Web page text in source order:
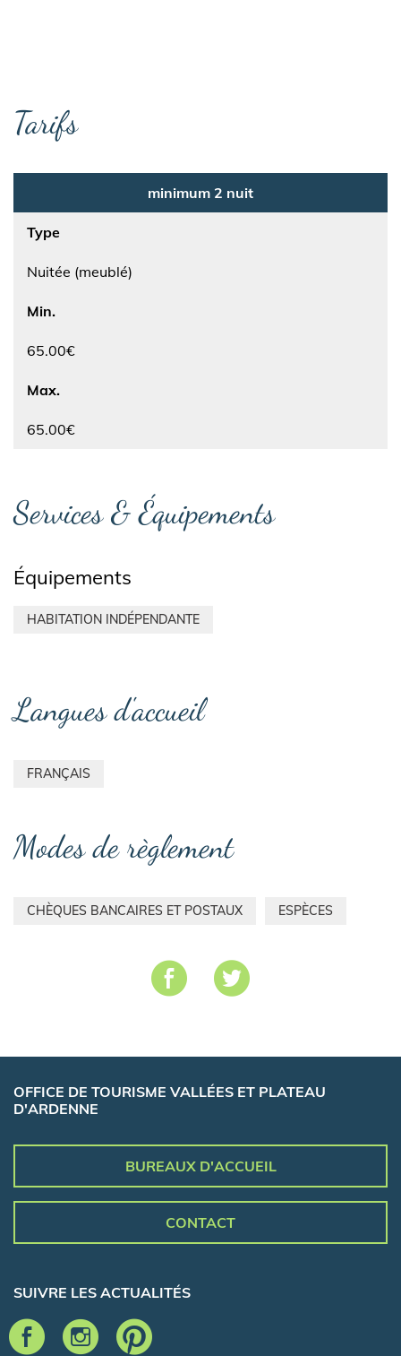
Tarifs
minimum 2 nuit
Type
Nuitée (meublé)
Min.
65.00€
Max.
65.00€
Services & Équipements
Équipements
HABITATION INDÉPENDANTE
Langues d'accueil
FRANÇAIS
Modes de règlement
CHÈQUES BANCAIRES ET POSTAUX ESPÈCES
OFFICE DE TOURISME VALLÉES ET PLATEAU
D'ARDENNE
BUREAUX D'ACCUEIL
CONTACT
SUIVRE LES ACTUALITÉS